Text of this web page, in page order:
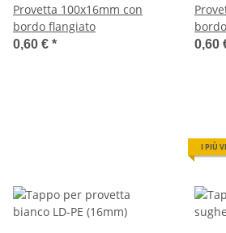
Provetta 100x16mm con
bordo flangiato
0,60 € * 0,60
I PIÙ